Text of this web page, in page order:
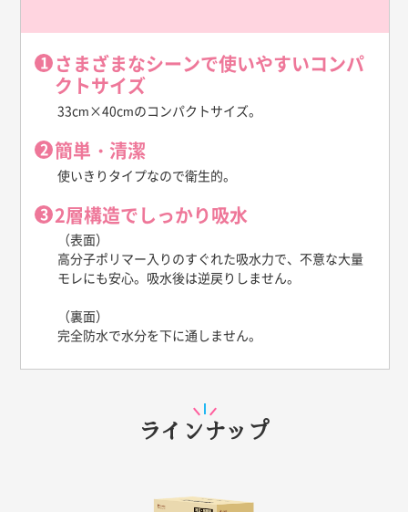
さまざまなシーンで使いやすいコンパ
クトサイズ
33cm×40cmのコンパクトサイズ。
簡単・清潔
使いきりタイプなので衛生的。
2層構造でしっかり吸水
（表面）
高分子ポリマー入りのすぐれた吸水力で、不意な大量
モレにも安心。吸水後は逆戻りしません。
（裏面）
完全防水で水分を下に通しません。
ラインナップ